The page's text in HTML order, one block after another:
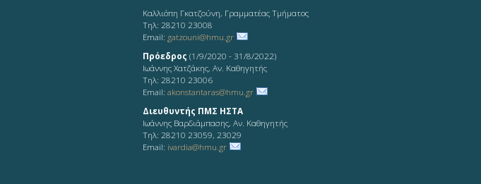
Καλλιόπη Γκατζούνη, Γραμματέας Τμήματος
Τηλ: 28210 23008
Email: gatzouni@hmu.gr
Πρόεδρος (1/9/2020 - 31/8/2022)
Ιωάννης Χατζάκης, Αν. Καθηγητής
Τηλ: 28210 23006
Email: akonstantaras@hmu.gr
Διευθυντής ΠΜΣ ΗΣΤΑ
Ιωάννης Βαρδιάμπασης, Αν. Καθηγητής
Τηλ: 28210 23059, 23029
Email: ivardia@hmu.gr